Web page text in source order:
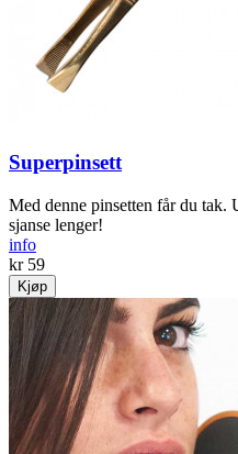
Superpinsett
Med denne pinsetten får du tak.
sjanse lenger!
info
kr 59
Kjøp